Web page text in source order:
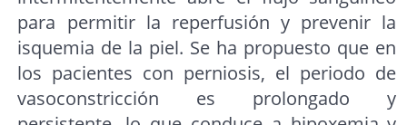
para permitir la reperfusión y prevenir la
isquemia de la piel. Se ha propuesto que en
los pacientes con perniosis, el periodo de
vasoconstricción es prolongado y